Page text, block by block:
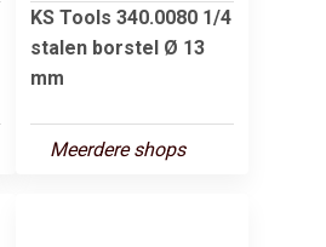
KS Tools 340.0080 1/4
stalen borstel Ø 13
mm
Meerdere shops